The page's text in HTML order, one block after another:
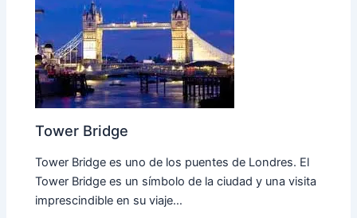
Tower Bridge
Tower Bridge es uno de los puentes de Londres. El
Tower Bridge es un símbolo de la ciudad y una visita
imprescindible en su viaje…